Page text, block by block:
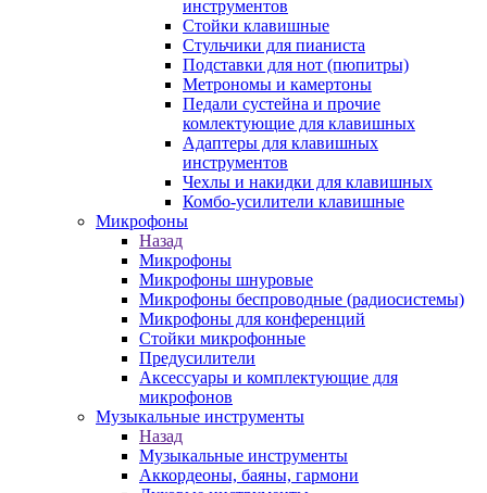
инструментов
Стойки клавишные
Стульчики для пианиста
Подставки для нот (пюпитры)
Метрономы и камертоны
Педали сустейна и прочие
комлектующие для клавишных
Адаптеры для клавишных
инструментов
Чехлы и накидки для клавишных
Комбо-усилители клавишные
Микрофоны
Назад
Микрофоны
Микрофоны шнуровые
Микрофоны беспроводные (радиосистемы)
Микрофоны для конференций
Стойки микрофонные
Предусилители
Аксессуары и комплектующие для
микрофонов
Музыкальные инструменты
Назад
Музыкальные инструменты
Аккордеоны, баяны, гармони